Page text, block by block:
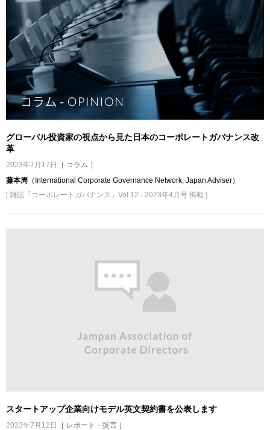
グローバル投資家の視点から見た日本のコーポレートガバナンス改
革
2023年7月17日
［ コラム ］
藤本周 （International Corporate Governance Network, Japan Adviser）
[ 雑誌「コーポレートガバナンス」Vol.12 - 2023年4月号 掲載 ]
スタートアップ企業向けモデル英文契約書を公表します
2023年7月12日
［ レポート・提言 ］